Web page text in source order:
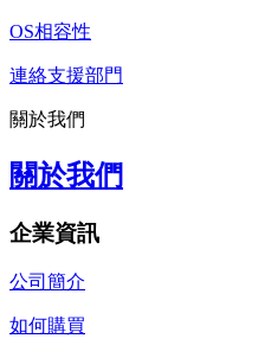
OS相容性
連絡支援部門
關於我們
關於我們
企業資訊
公司簡介
如何購買